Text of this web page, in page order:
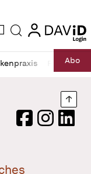
Suche login
RechtAbo
FacebookInstagram